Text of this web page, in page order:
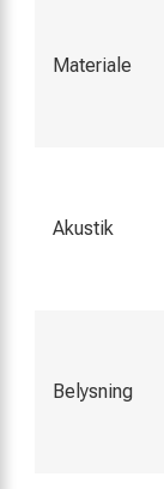
Materiale
Akustik
Belysning